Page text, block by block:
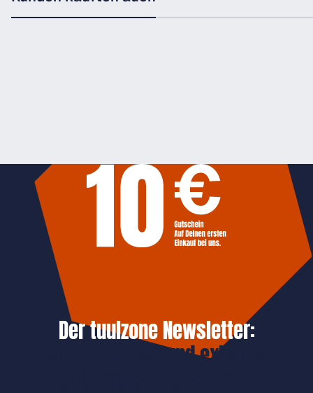
Der tuulzone Newsletter:
Jetzt anmelden und exklusive